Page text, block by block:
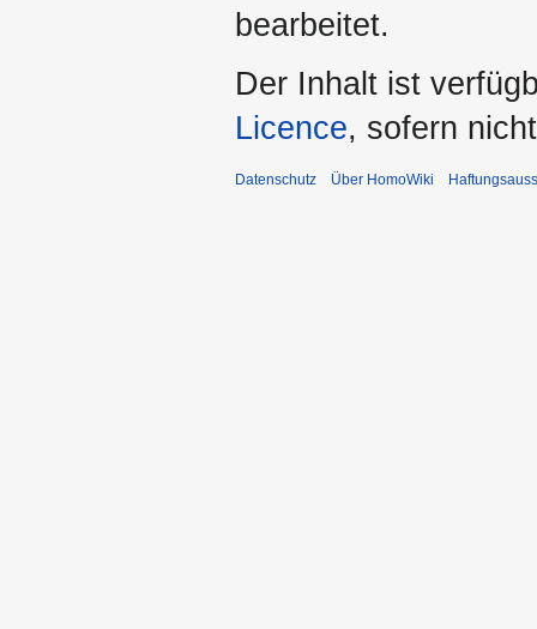
bearbeitet.
Der Inhalt ist
Licence, sofern
Datenschutz Über HomoWiki